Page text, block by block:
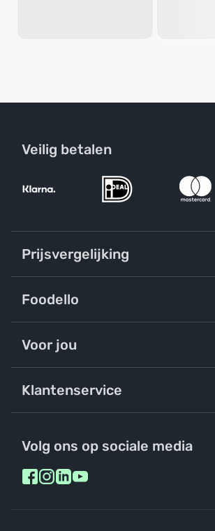
Veilig betalen
Prijsvergelijking
Foodello
Voor jou
Klantenservice
Volg ons op sociale media